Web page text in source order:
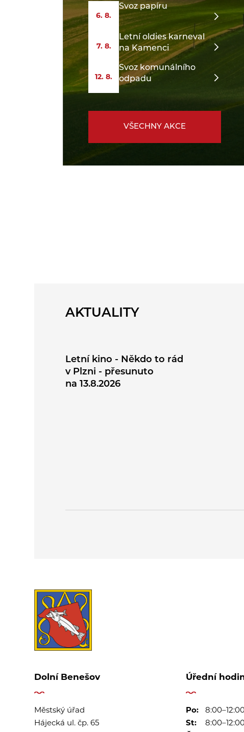
6. 8.
Svoz papíru
7. 8.
Letní oldies karneval
na Kamenci
12. 8.
Svoz komunálního
odpadu
VŠECHNY AKCE
AKTUALITY
Letní kino - Někdo to rád
v Plzni - přesunuto
na 13.8.2026
Dolní Benešov
Městský úřad
Hájecká ul. čp. 65
Úřední
Po:
St: